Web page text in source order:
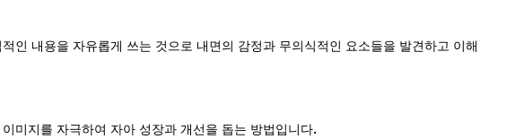
인 내용을 자유롭게 쓰는 것으로 내면의 감정과 무의식적인 요소들을 발견하고 이해
미지를 자극하여 자아 성장과 개선을 돕는 방법입니다.